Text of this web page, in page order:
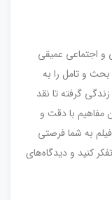
و اجتماعی عمیقی
و تامل را به
گرفته تا نقد
مفاهیم با دقت و
به شما فرصتی
کنید و دیدگاه‌های